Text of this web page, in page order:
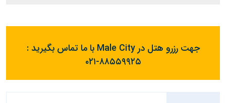
جهت رزرو هتل در Male City با ما تماس بگیرید :
۰۲۱-۸۸۵۵۹۹۲۵